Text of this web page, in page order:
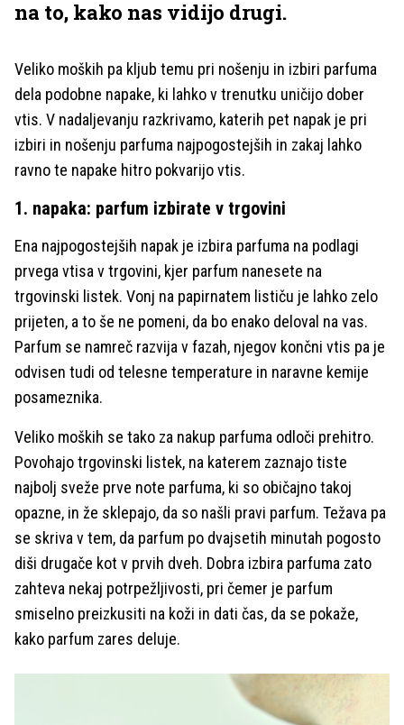
na to, kako nas vidijo drugi.
Veliko moških pa kljub temu pri nošenju in izbiri parfuma
dela podobne napake, ki lahko v trenutku uničijo dober
vtis. V nadaljevanju razkrivamo, katerih pet napak je pri
izbiri in nošenju parfuma najpogostejših in zakaj lahko
ravno te napake hitro pokvarijo vtis.
1. napaka: parfum izbirate v trgovini
Ena najpogostejših napak je izbira parfuma na podlagi
prvega vtisa v trgovini, kjer parfum nanesete na
trgovinski listek. Vonj na papirnatem lističu je lahko zelo
prijeten, a to še ne pomeni, da bo enako deloval na vas.
Parfum se namreč razvija v fazah, njegov končni vtis pa je
odvisen tudi od telesne temperature in naravne kemije
posameznika.
Veliko moških se tako za nakup parfuma odloči prehitro.
Povohajo trgovinski listek, na katerem zaznajo tiste
najbolj sveže prve note parfuma, ki so običajno takoj
opazne, in že sklepajo, da so našli pravi parfum. Težava pa
se skriva v tem, da parfum po dvajsetih minutah pogosto
diši drugače kot v prvih dveh. Dobra izbira parfuma zato
zahteva nekaj potrpežljivosti, pri čemer je parfum
smiselno preizkusiti na koži in dati čas, da se pokaže,
kako parfum zares deluje.